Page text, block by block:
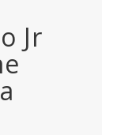
Jr